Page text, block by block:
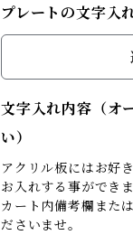
プレートの文字入
文字入れ内容（オ
い）
アクリル板にはお好
お入れする事ができ
カート内備考欄また
ださいませ。